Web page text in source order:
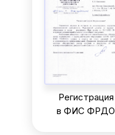
Регистрация
в ФИС ФРДО